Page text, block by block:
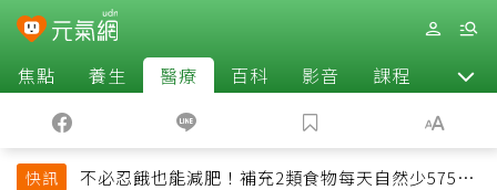
焦點 養生 醫療 百科 影音 課程 退休
快訊
不必忍餓也能減肥！補充2類食物每天自然少575大